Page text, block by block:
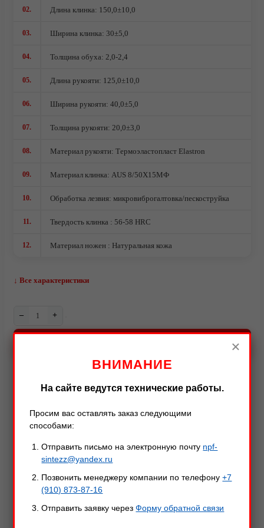
Ножи кованые из стали Х12МФ
О компании
Видео
02. Длина клинка: 150,0±10,0
03. Ширина клинка: 30±5,0
04. Толщина обуха: 2,0-2,4
05. Длина рукояти: 125,0±10,0
06. Ширина рукояти: 40,0±5,0
07. Толщина рукояти: 20,0±3,0
08. Материал рукояти: Термоэластопласт Elastron
09. Материал клинка: AUS 8/50Х15МФ
10. Обработка лезвия: микровиброгалтовка/пескоструйка
11. Твердость клинка : 56-58 HRC
12. Материал ножен : Натуральная кожа
↓ Все характеристики
– +
Описание товара
Нож "Пиранья НР" отличное решение, если вы
×
ВНИМАНИЕ
На сайте ведутся технические работы.
Просим вас оставлять заказ следующими
способами:
Отправить письмо на электронную почту npf-
sintezz@yandex.ru
Позвонить менеджеру компании по телефону+7
(910) 873-87-16
Отправить заявку черезФорму обратной связи